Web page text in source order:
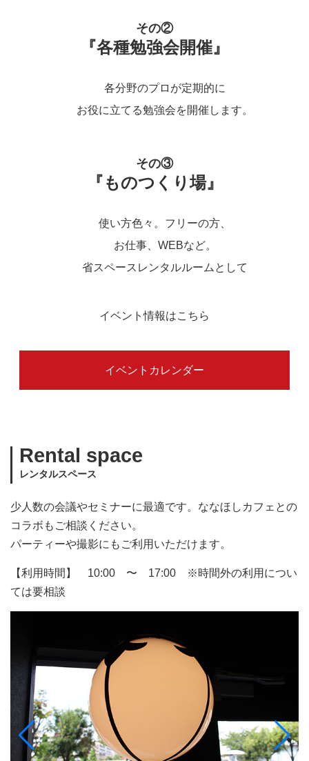
その②
『各種勉強会開催』
各分野のプロが定期的に
お役に立てる勉強会を開催します。
その③
『ものつくり場』
使い方色々。フリーの方、
お仕事、WEBなど。
省スペースレンタルルームとして
イベント情報はこちら
イベントカレンダー
Rental space
レンタルスペース
少人数の会議やセミナーに最適です。ななほしカフェとの
コラボもご相談ください。
パーティーや撮影にもご利用いただけます。
【利用時間】 10:00 〜 17:00 ※時間外の利用につい
ては要相談